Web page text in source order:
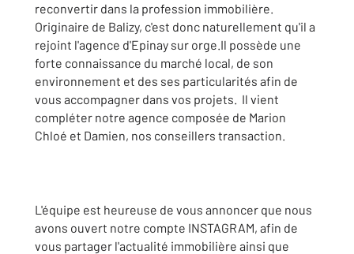
reconvertir dans la profession immobilière.
Originaire de Balizy, c'est donc naturellement qu'il a
rejoint l'agence d'Epinay sur orge.Il possède une
forte connaissance du marché local, de son
environnement et des ses particularités afin de
vous accompagner dans vos projets. Il vient
compléter notre agence composée de Marion
Chloé et Damien, nos conseillers transaction.
L'équipe est heureuse de vous annoncer que nous
avons ouvert notre compte INSTAGRAM, afin de
vous partager l'actualité immobilière ainsi que